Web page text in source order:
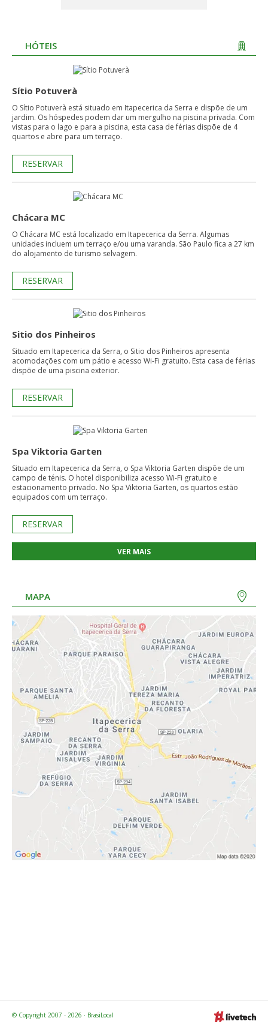
HÓTEIS
Sítio Potuverà
O Sítio Potuverà está situado em Itapecerica da Serra e dispõe de um
jardim. Os hóspedes podem dar um mergulho na piscina privada. Com
vistas para o lago e para a piscina, esta casa de férias dispõe de 4
quartos e abre para um terraço.
RESERVAR
Chácara MC
O Chácara MC está localizado em Itapecerica da Serra. Algumas
unidades incluem um terraço e/ou uma varanda. São Paulo fica a 27 km
do alojamento de turismo selvagem.
RESERVAR
Sitio dos Pinheiros
Situado em Itapecerica da Serra, o Sitio dos Pinheiros apresenta
acomodações com um pátio e acesso Wi-Fi gratuito. Esta casa de férias
dispõe de uma piscina exterior.
RESERVAR
Spa Viktoria Garten
Situado em Itapecerica da Serra, o Spa Viktoria Garten dispõe de um
campo de ténis. O hotel disponibiliza acesso Wi-Fi gratuito e
estacionamento privado. No Spa Viktoria Garten, os quartos estão
equipados com um terraço.
RESERVAR
VER MAIS
MAPA
© Copyright 2007 - 2026 · BrasiLocal